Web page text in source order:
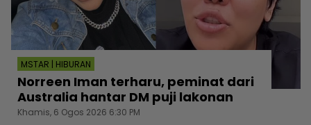
MSTAR | HIBURAN
Norreen Iman terharu, peminat dari
Australia hantar DM puji lakonan
Khamis, 6 Ogos 2026 6:30 PM